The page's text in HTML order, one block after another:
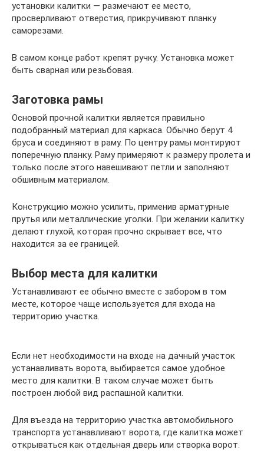
установки калитки — размечают ее место,
просверливают отверстия, прикручивают планку
саморезами.
В самом конце работ крепят ручку. Установка может
быть сварная или резьбовая.
Заготовка рамы
Основой прочной калитки является правильно
подобранный материал для каркаса. Обычно берут 4
бруса и соединяют в раму. По центру рамы монтируют
поперечную планку. Раму примеряют к размеру пролета и
только после этого навешивают петли и заполняют
обшивным материалом.
Конструкцию можно усилить, применив арматурные
прутья или металлические уголки. При желании калитку
делают глухой, которая прочно скрывает все, что
находится за ее границей.
Выбор места для калитки
Устанавливают ее обычно вместе с забором в том
месте, которое чаще используется для входа на
территорию участка.
Если нет необходимости на входе на дачный участок
устанавливать ворота, выбирается самое удобное
место для калитки. В таком случае может быть
построен любой вид распашной калитки.
Для въезда на территорию участка автомобильного
транспорта устанавливают ворота, где калитка может
открываться как отдельная дверь или створка ворот.